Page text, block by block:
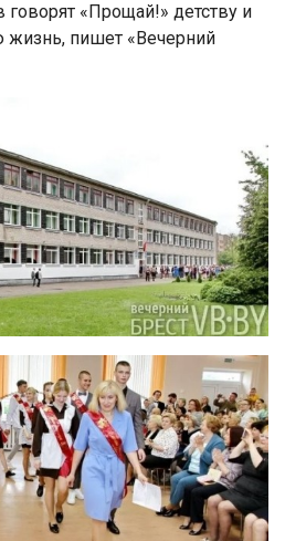
«Прощай!» детству и
жизнь, пишет «Вечерний